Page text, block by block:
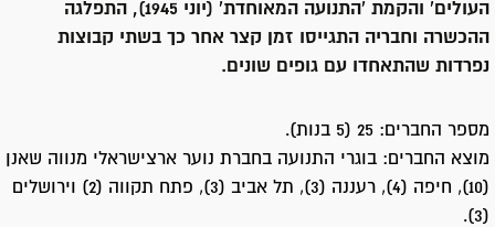
העולים' והקמת 'התנועה המאוחדת' (יוני 1945), התפלגה
ההכשרה וחבריה התגייסו זמן קצר אחר כך בשתי קבוצות
נפרדות שהתאחדו עם גופים שונים.
מספר החברים: 25 (5 בנות).
מוצא החברים: בוגרי התנועה בחברת נוער ארצישראלי מנווה שאנן
(10), חיפה (4), רעננה (3), תל אביב (3), פתח תקווה (2) וירושלים
(3).